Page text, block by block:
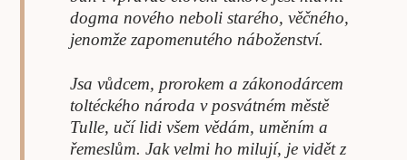
dogma nového neboli starého, věčného,
jenomže zapomenutého náboženství.
Jsa vůdcem, prorokem a zákonodárcem
toltéckého národa v posvátném městě
Tulle, učí lidi všem vědám, uměním a
řemeslům. Jak velmi ho milují, je vidět z